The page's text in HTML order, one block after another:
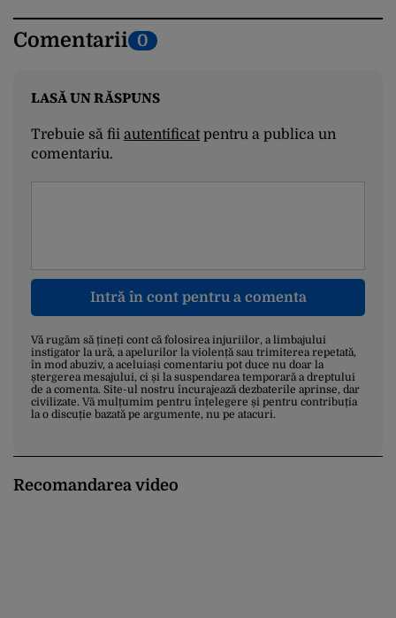
Comentarii 0
LASĂ UN RĂSPUNS
Trebuie să fii autentificatpentru a publica un
comentariu.
Intră în cont pentru a comenta
Vă rugăm să țineți cont că folosirea injuriilor, a limbajului
instigator la ură, a apelurilor la violență sau trimiterea repetată,
în mod abuziv, a aceluiași comentariu pot duce nu doar la
ștergerea mesajului, ci și la suspendarea temporară a dreptului
de a comenta. Site-ul nostru încurajează dezbaterile aprinse, dar
civilizate. Vă mulțumim pentru înțelegere și pentru contribuția
la o discuție bazată pe argumente, nu pe atacuri.
Recomandarea video